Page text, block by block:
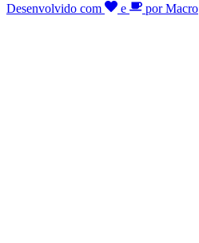
Desenvolvido com
e por Macro